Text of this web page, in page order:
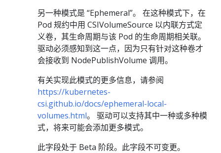
另一种模式是 “Ephemeral”。 在这种模式下，在
Pod 规约中用 CSIVolumeSource 以内联方式定
义卷，其生命周期与该 Pod 的生命周期相关联。
驱动必须感知到这一点，因为只有针对这种卷才
会接收到 NodePublishVolume 调用。
有关实现此模式的更多信息，请参阅
https://kubernetes-
csi.github.io/docs/ephemeral-local-
volumes.html。 驱动可以支持其中一种或多种模
式，将来可能会添加更多模式。
此字段处于 Beta 阶段。此字段不可变更。